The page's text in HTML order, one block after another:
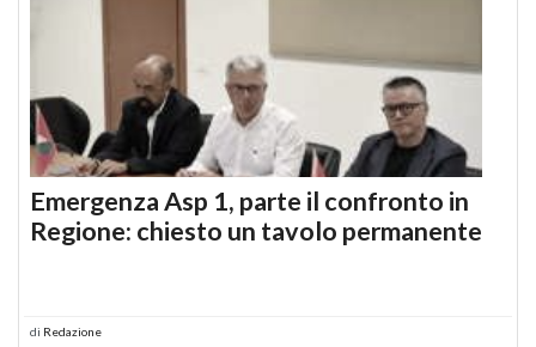
Emergenza Asp 1, parte il confronto in
Regione: chiesto un tavolo permanente
di Redazione